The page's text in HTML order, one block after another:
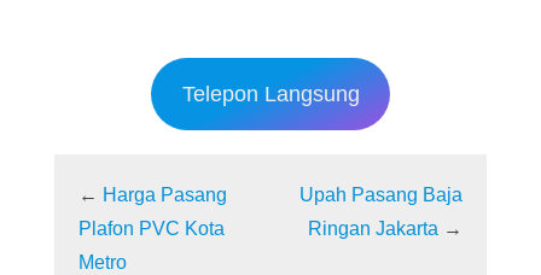
Telepon Langsung
← Harga Pasang
Plafon PVC Kota
Metro
Upah Pasang Baja
Ringan Jakarta →